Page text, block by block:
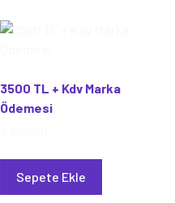
3500 TL + Kdv Marka
Ödemesi
Sepete Ekle